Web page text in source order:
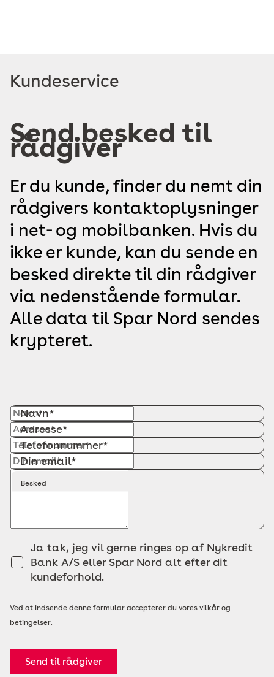
Read
Kundeservice
Send besked til
rådgiver
Er du kunde, finder du nemt din
rådgivers kontaktoplysninger
i net- og mobilbanken. Hvis du
ikke er kunde, kan du sende en
besked direkte til din rådgiver
via nedenstående formular.
Alle data til Spar Nord sendes
krypteret.
Navn*
Adresse*
Telefonnummer*
Din email*
Besked
Ja tak, jeg vil gerne ringes op af Nykredit
Bank A/S eller Spar Nord alt efter dit
kundeforhold.
Ved at indsende denne formular accepterer du vores vilkår og
betingelser.
Send til rådgiver